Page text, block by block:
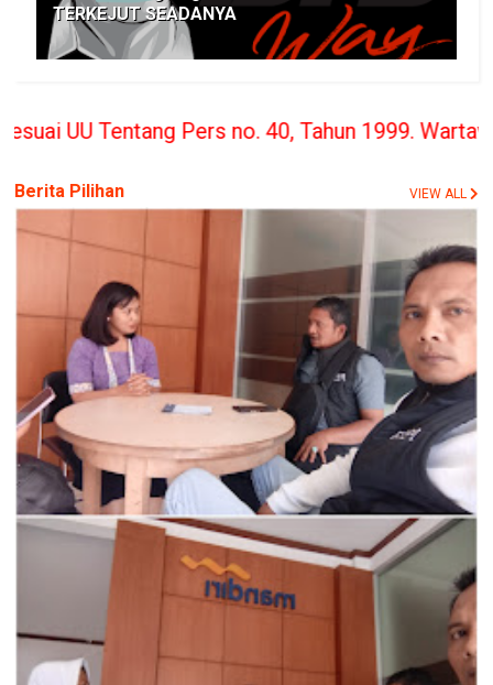
TERKEJUT SEADANYA
Pers no. 40, Tahun 1999. Wartawan Berita
Berita Pilihan VIEW ALL